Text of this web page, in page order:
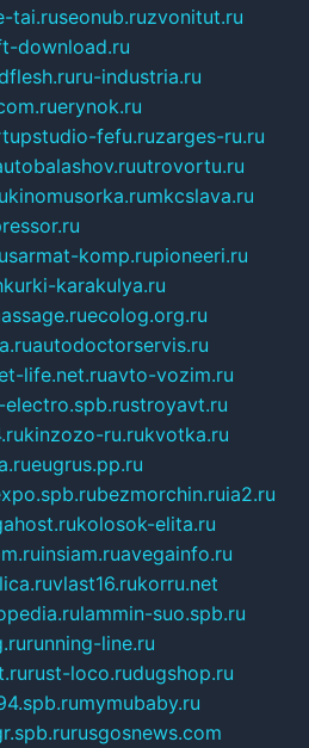
tai.ruseonub.ruzvonitut.ru
download.ru
ru-industria.ru
erynok.ru
fefu.ruzarges-ru.ru
utrovortu.ru
kinomusorka.rumkcslava.ru
sarmat-komp.rupioneeri.ru
karakulya.ru
ecolog.org.ru
autodoctorservis.ru
life.net.ruavto-vozim.ru
electro.spb.rustroyavt.ru
kinzozo-ru.rukvotka.ru
eugrus.pp.ru
bezmorchin.ruia2.ru
kolosok-elita.ru
insiam.ruavegainfo.ru
vlast16.rukorru.net
lammin-suo.spb.ru
running-line.ru
rust-loco.rudugshop.ru
mymubaby.ru
rusgosnews.com